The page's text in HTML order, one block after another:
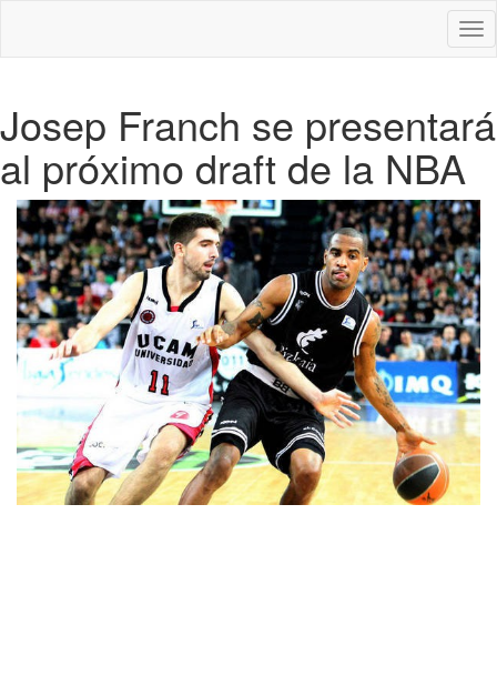
Josep Franch se presentará
al próximo draft de la NBA